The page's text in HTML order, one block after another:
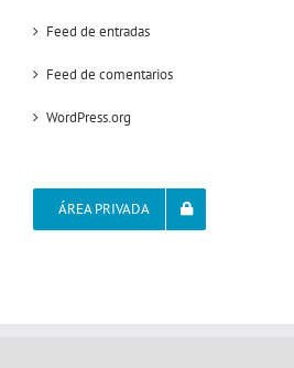
Feed de entradas
Feed de comentarios
WordPress.org
ÁREA PRIVADA